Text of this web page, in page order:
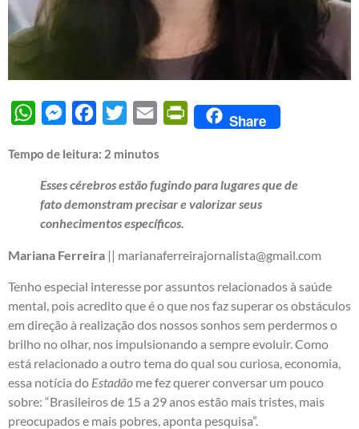
WhatsAppMessengerFacebook
Twitter Email PrintFriendly
Share
Tempo de leitura: 2 minutos
Esses cérebros estão fugindo para lugares que de
fato demonstram precisar e valorizar seus
conhecimentos específicos.
Mariana Ferreira || marianaferreirajornalista@gmail.com
Tenho especial interesse por assuntos relacionados à saúde
mental, pois acredito que é o que nos faz superar os obstáculos
em direção à realização dos nossos sonhos sem perdermos o
brilho no olhar, nos impulsionando a sempre evoluir. Como
está relacionado a outro tema do qual sou curiosa, economia,
essa notícia do Estadão me fez querer conversar um pouco
sobre: “Brasileiros de 15 a 29 anos estão mais tristes, mais
preocupados e mais pobres, aponta pesquisa”.